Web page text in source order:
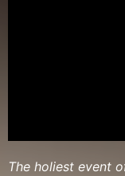
The holiest event